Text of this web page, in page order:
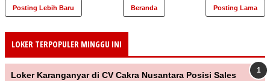
Posting Lebih Baru Posting Lama
Beranda
LOKER TERPOPULER MINGGU INI
Loker Karanganyar di CV Cakra Nusantara Posisi Sales